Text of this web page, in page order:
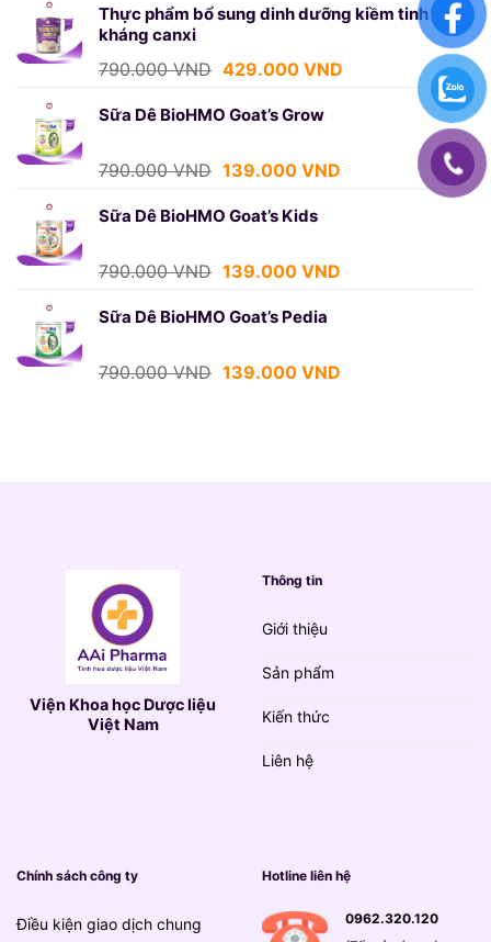
là:
tại
429.000 VND.
Thực phẩm bổ sung dinh dưỡng kiềm tinh bột
kháng canxi
790.000VND Giá
là:
429.000 VNDGiá
429.000 VND.
Sữa Dê BioHMO Goat’s Grow
790.000VND Giá
là:
139.000 VNDGiá
Sữa Dê BioHMO Goat’s Kids
790.000VND Giá
là:
139.000 VNDGiá
Sữa Dê BioHMO Goat’s Pedia
790.000VND Giá
139.000 VNDGiá
Viện Khoa học Dược liệu
Việt Nam
Thông tin
Giới thiệu
Sản phẩm
Kiến thức
Liên hệ
Chính sách công ty
Điều kiện giao dịch chung
Hotline liên hệ
0962.320.120